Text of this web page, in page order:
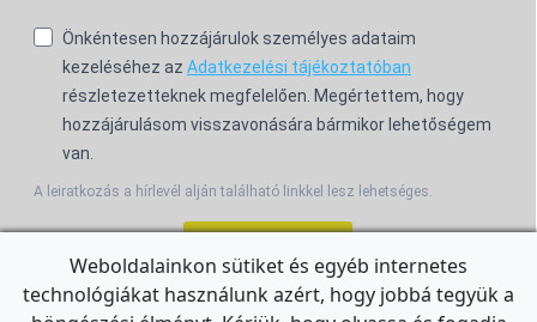
Önkéntesen hozzájárulok személyes adataim
kezeléséhez az Adatkezelési tájékoztatóban
részletezetteknek megfelelően. Megértettem, hogy
hozzájárulásom visszavonására bármikor lehetőségem
van.
A leiratkozás a hírlevél alján található linkkel lesz lehetséges.
For the English Newsletter, clickHERE.
Weboldalainkon sütiket és egyéb internetes
technológiákat használunk azért, hogy jobbá tegyük a